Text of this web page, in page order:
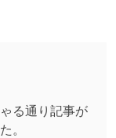
る通り記事が
。